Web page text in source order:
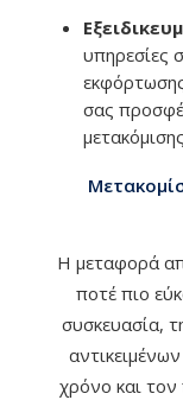
υπηρεσίες
σας
Η μεταφορά
ποτέ πιο
συσκευασία,
χρόνο και